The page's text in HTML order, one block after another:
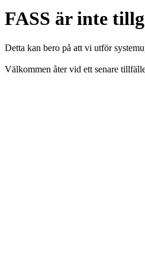
FASS är inte
Detta kan bero på att vi utför
Välkommen åter vid ett senare